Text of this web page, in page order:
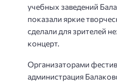
учебных заведений
показали яркие
сделали для зрителей
концерт.
Организаторами
администрация